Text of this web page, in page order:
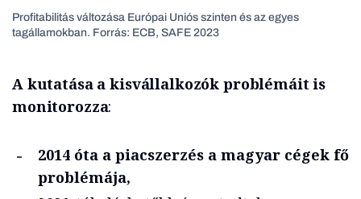
Profitabilitás változása Európai Uniós szinten és az egyes
tagállamokban. Forrás: ECB, SAFE 2023
A kutatása a kisvállalkozók problémáit is
monitorozza:
2014 óta a piacszerzés a magyar cégek fő
problémája,